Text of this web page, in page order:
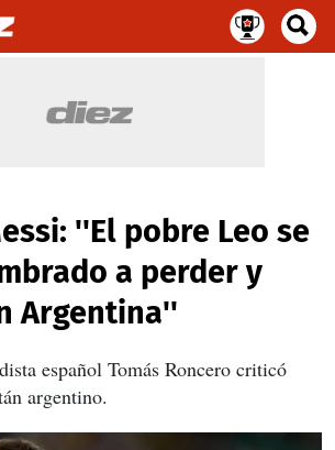
''El pobre Leo se
a perder y
Argentina''
español Tomás Roncero criticó
argentino.